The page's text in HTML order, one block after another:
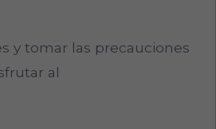
y tomar las precauciones
al